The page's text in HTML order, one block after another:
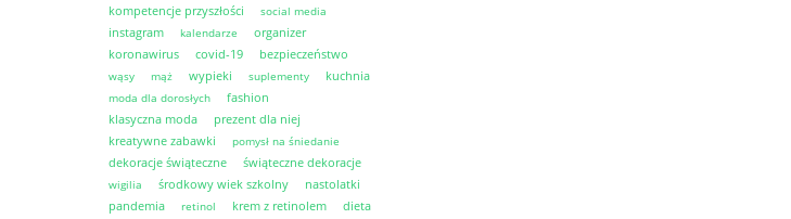
kompetencje przyszłości
social media
instagram kalendarze
organizer
koronawirus
covid-19 bezpieczeństwo
wąsy mąż wypieki suplementy kuchnia
moda dla dorosłych
fashion
klasyczna moda
prezent dla niej
kreatywne zabawki
pomysł na śniedanie
dekoracje świąteczne świąteczne dekoracje
wigilia środkowy wiek szkolny
nastolatki
pandemia
retinol krem z retinolem
dieta